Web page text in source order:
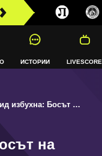
ИСТОРИИ LIVESCORE
жена ми повече от мен...
на